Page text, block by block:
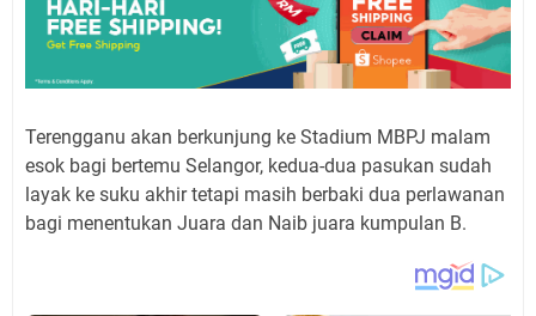
Terengganu akan berkunjung ke Stadium MBPJ malam
esok bagi bertemu Selangor, kedua-dua pasukan sudah
layak ke suku akhir tetapi masih berbaki dua perlawanan
bagi menentukan Juara dan Naib juara kumpulan B.